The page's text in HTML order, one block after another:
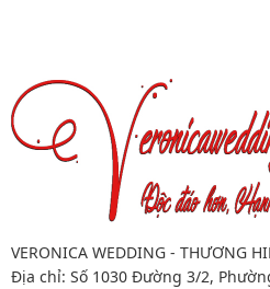
VERONICA WEDDING - THƯƠNG
Địa chỉ: Số 1030 Đường 3/2,